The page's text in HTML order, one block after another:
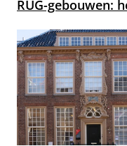
RUG-gebouwen: